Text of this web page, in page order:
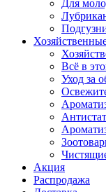
Для
Всё в
Уход за
Акция
Распродажа